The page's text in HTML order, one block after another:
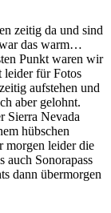
zeitig da und sind
das warm…
Punkt waren wir
leider für Fotos
aufstehen und
aber gelohnt.
Sierra Nevada
hübschen
morgen leider die
auch Sonorapass
dann übermorgen